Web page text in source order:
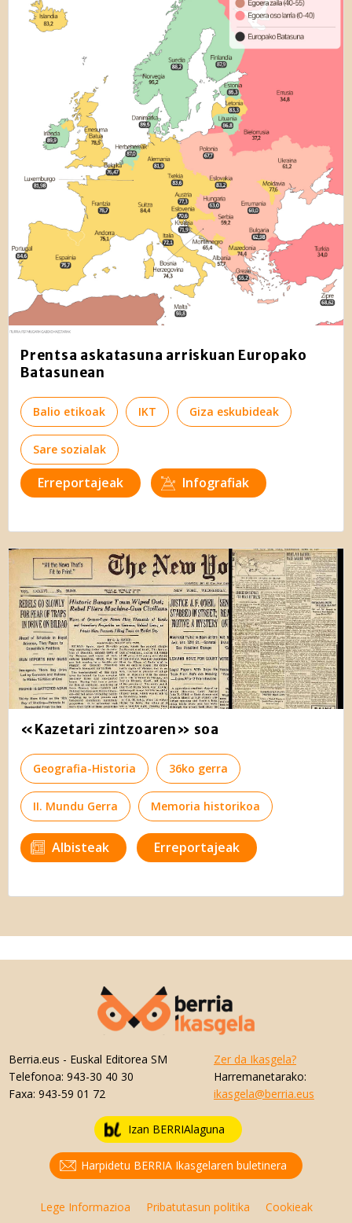
Prentsa askatasuna arriskuan Europako
Batasunean
Balio etikoak IKT Giza eskubideak
Sare sozialak
Erreportajeak Infografiak
«Kazetari zintzoaren» soa
Geografia-Historia 36ko gerra
II. Mundu Gerra Memoria historikoa
Albisteak Erreportajeak
Berria.eus - Euskal Editorea SM
Telefonoa: 943-30 40 30
Faxa: 943-59 01 72
Zer da Ikasgela?
Harremanetarako:
ikasgela@berria.eus
Izan BERRIAlaguna
Harpidetu BERRIA Ikasgelaren buletinera
Lege Informazioa Pribatutasun politika
Cookieak